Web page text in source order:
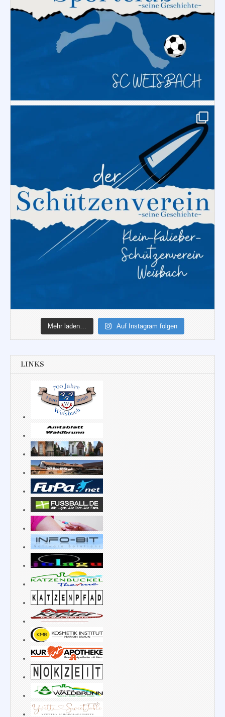
Mehr laden… Auf Instagram folgen
LINKS